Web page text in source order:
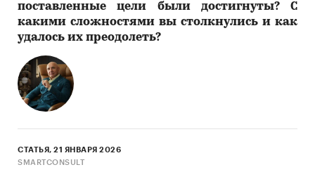
поставленные цели были достигнуты? С
какими сложностями вы столкнулись и как
удалось их преодолеть?
СТАТЬЯ, 21 ЯНВАРЯ 2026
SMARTCONSULT